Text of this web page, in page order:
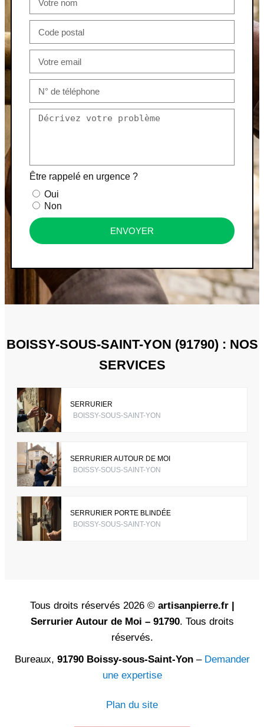
Être rappelé en urgence ?
Oui
Non
ENVOYER
BOISSY-SOUS-SAINT-YON (91790) : NOS
SERVICES
SERRURIER
BOISSY-SOUS-SAINT-YON
SERRURIER AUTOUR DE MOI
BOISSY-SOUS-SAINT-YON
SERRURIER PORTE BLINDÉE
BOISSY-SOUS-SAINT-YON
Tous droits réservés 2026 © artisanpierre.fr |
Serrurier Autour de Moi – 91790. Tous droits
réservés.
Bureaux, 91790 Boissy-sous-Saint-Yon– Demander
une expertise
Plan du site